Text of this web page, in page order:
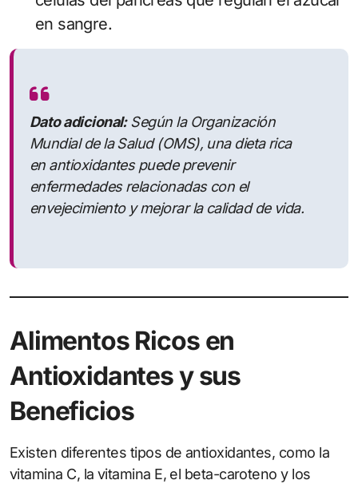
en sangre.
Dato adicional:Según la Organización
Mundial de la Salud (OMS), una dieta rica
en antioxidantes puede prevenir
enfermedades relacionadas con el
envejecimiento y mejorar la calidad de vida.
Alimentos Ricos en
Antioxidantes y sus
Beneficios
Existen diferentes tipos de antioxidantes, como la
vitamina C, la vitamina E, el beta-caroteno y los